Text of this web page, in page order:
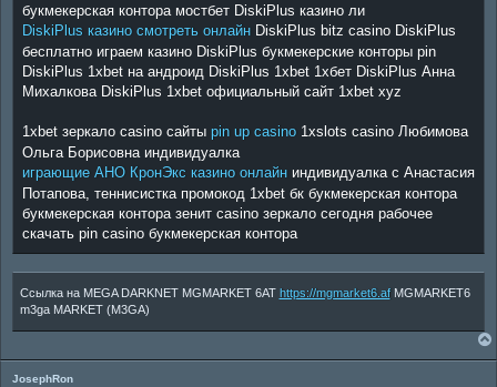
букмекерская контора мостбет DiskiPlus казино ли
DiskiPlus казино смотреть онлайн DiskiPlus bitz casino DiskiPlus
бесплатно играем казино DiskiPlus букмекерские конторы pin
DiskiPlus 1xbet на андроид DiskiPlus 1xbet 1хбет DiskiPlus Анна
Михалкова DiskiPlus 1xbet официальный сайт 1xbet xyz
1xbet зеркало casino сайты pin up casino 1xslots casino Любимова
Ольга Борисовна индивидуалка
играющие АНО КронЭкс казино онлайн индивидуалка с Анастасия
Потапова, теннисистка промокод 1xbet бк букмекерская контора
букмекерская контора зенит casino зеркало сегодня рабочее
скачать pin casino букмекерская контора
Ссылка на MEGA DARKNET MGMARKET 6AT https://mgmarket6.afMGMARKET6
m3ga MARKET (M3GA)
JosephRon